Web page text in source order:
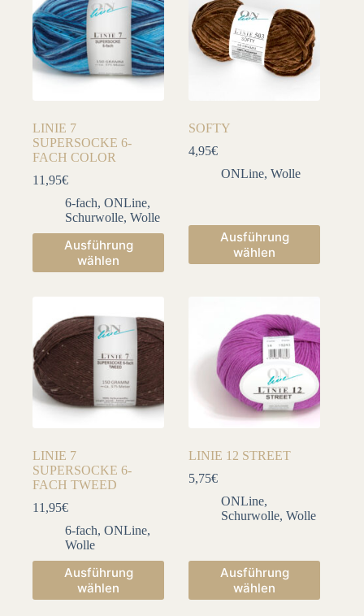
Optionen
können
auf
der
Produktseite
gewählt
Optionen
können
auf
der
Produktseite
LINIE 7
SUPERSOCKE 6-
FACH COLOR
11,95€
6-fach, ONLine,
Schurwolle, Wolle
Ausführung
wählen
Dieses
Produkt
weist
Die
Optionen
können
auf
der
Produktseite
gewählt
SOFTY
4,95€
ONLine,Wolle
Ausführung
wählen
Dieses
Produkt
weist
Optionen
können
Produktseite
gewählt
werden
LINIE 7
SUPERSOCKE 6-
FACH TWEED
11,95€
6-fach, ONLine,
Wolle
Ausführung
wählen
Dieses
Produkt
weist
LINIE 12 STREET
5,75€
ONLine,
Schurwolle,Wolle
Ausführung
wählen
Dieses
Produkt
weist